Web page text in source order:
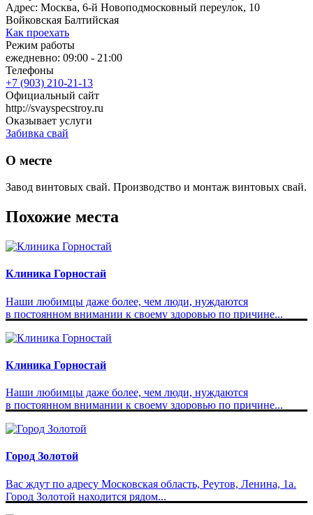
Адрес: Москва, 6-й Новоподмосковный переулок, 10
Войковская Балтийская
Как проехать
Режим работы
ежедневно: 09:00 - 21:00
Телефоны
+7 (903) 210-21-13
Официальный сайт
http://svayspecstroy.ru
Оказывает услуги
Забивка свай
О месте
Завод винтовых свай. Производство и монтаж винтовых свай.
Похожие места
Клиника Горностай
Наши любимцы даже более, чем люди, нуждаются
в постоянном внимании к своему здоровью по причине...
Клиника Горностай
Наши любимцы даже более, чем люди, нуждаются
в постоянном внимании к своему здоровью по причине...
Город Золотой
Вас ждут по адресу Московская область, Реутов, Ленина, 1а.
Город Золотой находится рядом...